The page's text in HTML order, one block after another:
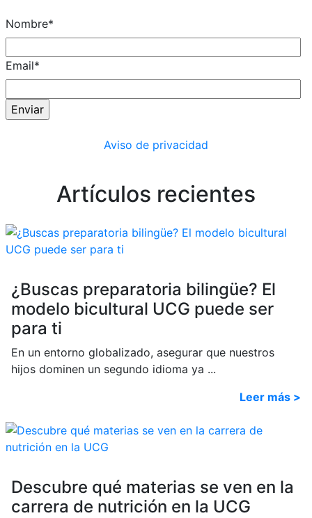
Nombre*
Email*
Aviso de privacidad
Artículos recientes
¿Buscas preparatoria bilingüe? El
modelo bicultural UCG puede ser
para ti
En un entorno globalizado, asegurar que nuestros
hijos dominen un segundo idioma ya ...
Leer más >
Descubre qué materias se ven en la
carrera de nutrición en la UCG